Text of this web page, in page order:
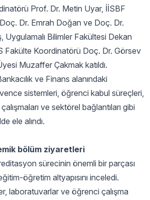
Prof. Dr. Metin Uyar, İİSBF
Doç. Dr. Emrah Doğan ve Doç. Dr.
Uygulamalı Bilimler Fakültesi Dekan
Fakülte Koordinatörü Doç. Dr. Görsev
Muzaffer Çakmak katıldı.
ve Finans alanındaki
sistemleri, öğrenci kabul süreçleri,
ve sektörel bağlantıları gibi
ele alındı.
bölüm ziyaretleri
sürecinin önemli bir parçası
öğretim altyapısını inceledi.
laboratuvarlar ve öğrenci çalışma